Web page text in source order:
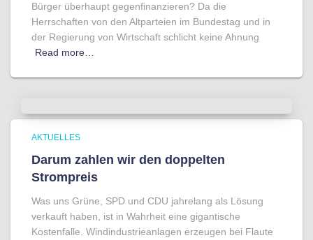
Bürger überhaupt gegenfinanzieren? Da die
Herrschaften von den Altparteien im Bundestag und in
der Regierung von Wirtschaft schlicht keine Ahnung
Read more…
AKTUELLES
Darum zahlen wir den doppelten
Strompreis
Was uns Grüne, SPD und CDU jahrelang als Lösung
verkauft haben, ist in Wahrheit eine gigantische
Kostenfalle. Windindustrieanlagen erzeugen bei Flaute